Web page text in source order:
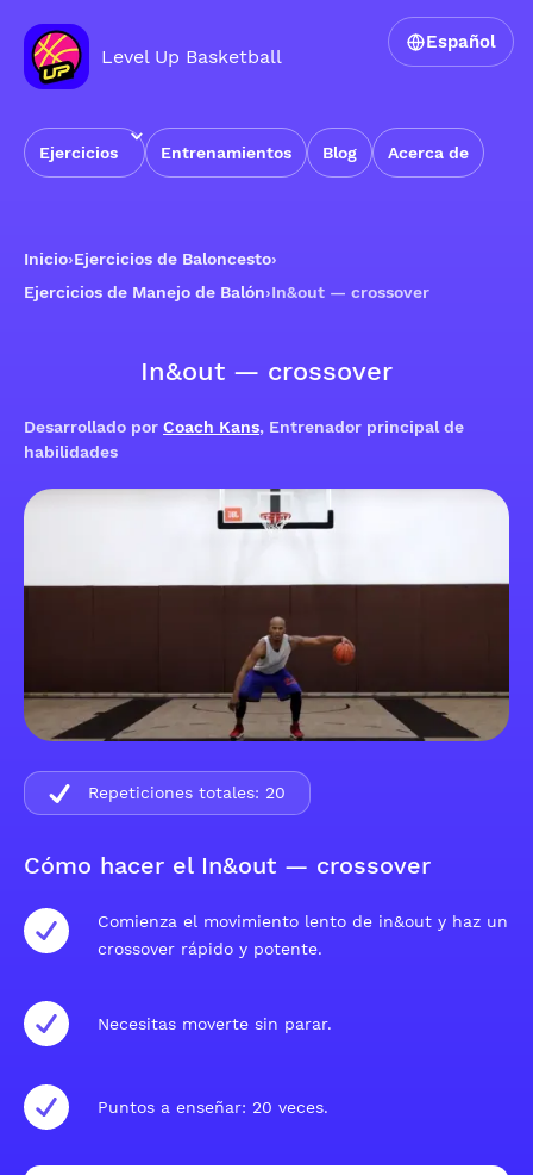
Level Up Basketball
Ejercicios Entrenamientos Blog Acerca de
Español
Inicio›Ejercicios de Baloncesto›
Ejercicios de Manejo de Balón›In&out — crossover
In&out — crossover
Desarrollado por Coach Kans, Entrenador principal de
habilidades
Cómo hacer el In&out — crossover
Comienza el movimiento lento de in&out y haz un
crossover rápido y potente.
Necesitas moverte sin parar.
Puntos a enseñar: 20 veces.
Repeticiones totales: 20